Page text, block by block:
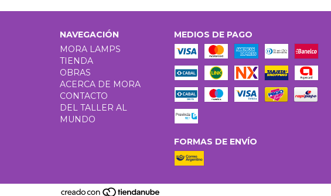
NAVEGACIÓN
MORA LAMPS
TIENDA
OBRAS
ACERCA DE MORA
CONTACTO
DEL TALLER AL
MUNDO
MEDIOS DE PAGO
FORMAS DE ENVÍO